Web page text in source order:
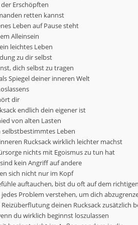
Erschöpften
retten kannst
Leben auf Pause steht
Alleinsein
leichtes Leben
zu dir selbst
dich selbst zu tragen
Spiegel deiner inneren Welt
dir
endlich dein eigener ist
von alten Lasten
selbstbestimmtes Leben
Rucksack wirklich leichter machst
nichts mit Egoismus zu tun hat
kein Angriff auf andere
sich nicht nur im Kopf
auftauchen, bist du oft auf dem
Problem verstehen, um dich
deinen Rucksack zusätzlich
du wirklich beginnst loszulassen